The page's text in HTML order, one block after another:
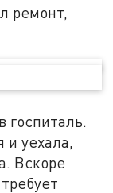
ремонт,
и уехала,
Вскоре